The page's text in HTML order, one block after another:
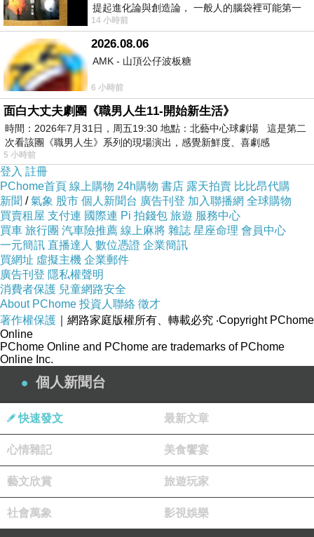
商品訊息描述:
Fonestuff T002B 5V/1A 單USB插座充電器
Fonestuff 瘋金剛再推出超迷你的T002B1 5V/1A單孔USB插座充電器，
出差、旅行、外出攜帶更方便！
90度摺疊插頭
90度摺疊插頭，收納更方便
提起進化論與創造論， 一般人的腦袋裡可能第一
時間就有「 進化論很科
14 小時前
2026.08.06
AMK - 山頂公仔波板糖
6 小時前
面白大丈夫劇團《職男人生11-開始新生活》
時間：2026年7月31日，周五19:30 地點：北藝中心球劇場 這是第二
次看該團《職男人生》系列的現場演出，感覺新鮮度、喜劇感
5 小時前
登入 註冊
PChome首頁 線上購物 24h購物 書店 露天拍賣 比比昂代購
新聞 /氣象 股市 個人新聞台 廣告刊登 加入聯播網 全球購物
買賣租屋 支付連 國際連 Pi 拍錢包 旅遊 服務中心
買車 旅行團 汽車險推薦 線上麻將 雜誌 星座命理 會員中心
一元簡訊 直播達人 數位憑證 企業簡訊
買網址 虛擬主機 企業郵件
廣告刊登 隱私權聲明
消費者保護 兒童網路安全
About PChome 投資人聯絡 徵才
著作權保護 ｜網路家庭版權所有、轉載必究 ‧Copyright PChome
Online
PChome Online and PChome are trademarks of PChome
Online Inc.
個人新聞台
快速發文 最新文章
心情雜記 美食饗宴
藝文欣賞 旅遊玩家
社會萬象 影視娛樂